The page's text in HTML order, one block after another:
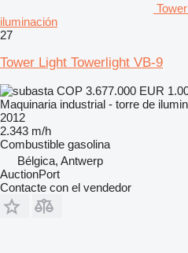
iluminación
27
Tower Light Towerlight VB-9
COP 3.677.000 EUR
Maquinaria industrial - torre de
2012
2.343 m/h
Combustible gasolina
Bélgica, Antwerp
AuctionPort
Contacte con el vendedor